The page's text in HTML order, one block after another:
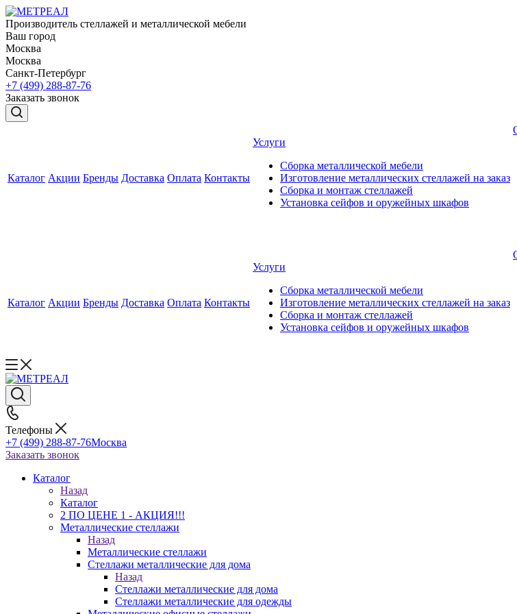
Производитель стеллажей и металлической мебели
Ваш город
Москва
Москва
Санкт-Петербург
+7 (499) 288-87-76
Заказать звонок
Каталог Акции Бренды Доставка Оплата Контакты
Услуги
Сборка металлической мебели
Изготовление металлических стеллажей на заказ
Сборка и монтаж стеллажей
Установка сейфов и оружейных шкафов
Каталог Акции Бренды Доставка Оплата Контакты
Услуги
Сборка металлической мебели
Изготовление металлических стеллажей на заказ
Сборка и монтаж стеллажей
Установка сейфов и оружейных шкафов
Телефоны
+7 (499) 288-87-76Москва
Заказать звонок
Каталог
Назад
Каталог
2 ПО ЦЕНЕ 1 - АКЦИЯ!!!
Металлические стеллажи
Назад
Металлические стеллажи
Стеллажи металлические для дома
Назад
Стеллажи металлические для дома
Стеллажи металлические для одежды